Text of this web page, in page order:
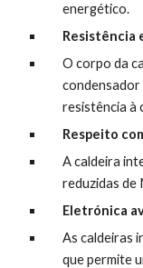
energético.
Resistência
O corpo da
condensador
resistência à
Respeito
A caldeira
reduzidas de
Eletrónica
As caldeiras
que permite